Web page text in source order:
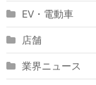
EV・電動車
店舗
業界ニュース